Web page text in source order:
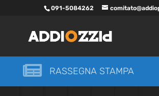
091-5084262
 RASSEGNA STAMPA